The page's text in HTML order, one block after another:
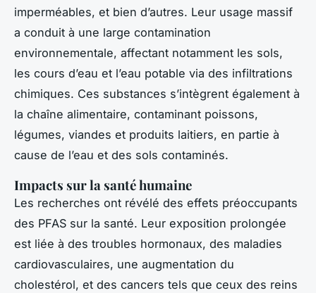
imperméables, et bien d’autres. Leur usage massif
a conduit à une large contamination
environnementale, affectant notamment les sols,
les cours d’eau et l’eau potable via des infiltrations
chimiques. Ces substances s’intègrent également à
la chaîne alimentaire, contaminant poissons,
légumes, viandes et produits laitiers, en partie à
cause de l’eau et des sols contaminés.
Impacts sur la santé humaine
Les recherches ont révélé des effets préoccupants
des PFAS sur la santé. Leur exposition prolongée
est liée à des troubles hormonaux, des maladies
cardiovasculaires, une augmentation du
cholestérol, et des cancers tels que ceux des reins